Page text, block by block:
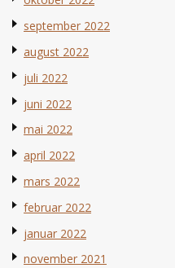
september 2022
august 2022
juli 2022
juni 2022
mai 2022
april 2022
mars 2022
februar 2022
januar 2022
november 2021